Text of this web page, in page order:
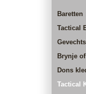
Baretten
Tactical
Brynje
Dons
Tactical